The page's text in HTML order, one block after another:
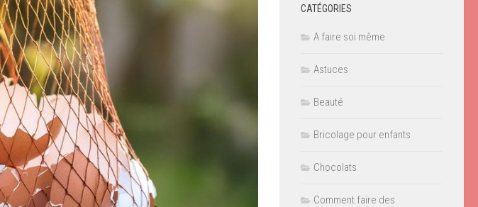
CATÉGORIES
A faire soi même
Astuces
Beauté
Bricolage pour enfants
Chocolats
Comment faire des